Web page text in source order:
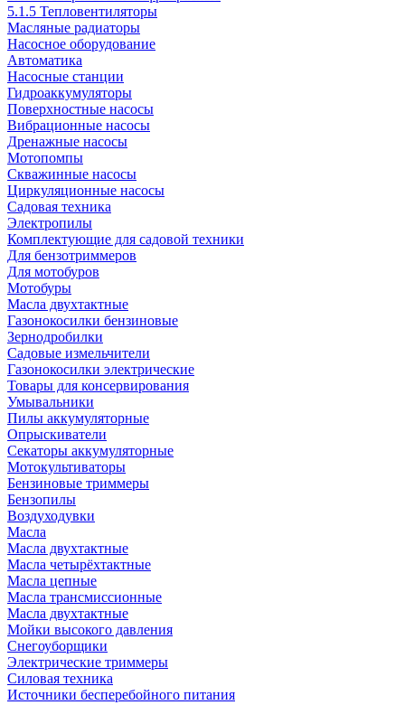
5.1.5 Тепловентиляторы
Масляные радиаторы
Насосное оборудование
Автоматика
Насосные станции
Гидроаккумуляторы
Поверхностные насосы
Вибрационные насосы
Дренажные насосы
Мотопомпы
Скважинные насосы
Циркуляционные насосы
Садовая техника
Электропилы
Комплектующие для садовой техники
Для бензотриммеров
Для мотобуров
Мотобуры
Масла двухтактные
Газонокосилки бензиновые
Зернодробилки
Садовые измельчители
Газонокосилки электрические
Товары для консервирования
Умывальники
Пилы аккумуляторные
Опрыскиватели
Секаторы аккумуляторные
Мотокультиваторы
Бензиновые триммеры
Бензопилы
Воздуходувки
Масла
Масла двухтактные
Масла четырёхтактные
Масла цепные
Масла трансмиссионные
Масла двухтактные
Мойки высокого давления
Снегоуборщики
Электрические триммеры
Силовая техника
Источники бесперебойного питания